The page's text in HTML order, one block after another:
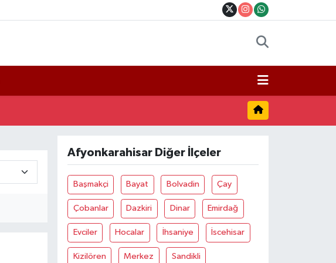
Afyonkarahisar Diğer İlçeler
Başmakçi Bayat Bolvadin Çay
Çobanlar Dazkiri Dinar Emirdağ
Evciler Hocalar İhsaniye İscehisar
Kizilören Merkez Sandikli